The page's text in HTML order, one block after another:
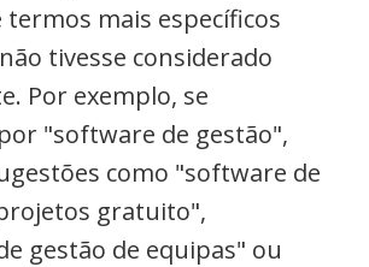
termos mais específicos
tivesse considerado
Por exemplo, se
"software de gestão",
como "software de
gratuito",
gestão de equipas" ou